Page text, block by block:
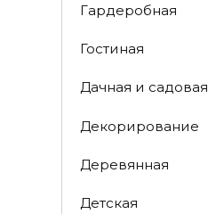
Гардеробная
Гостиная
Дачная и садовая
Декорирование
Деревянная
Детская